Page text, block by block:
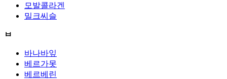
모발콜라겐
밀크씨슬
ㅂ
바나바잎
베르가못
베르베린